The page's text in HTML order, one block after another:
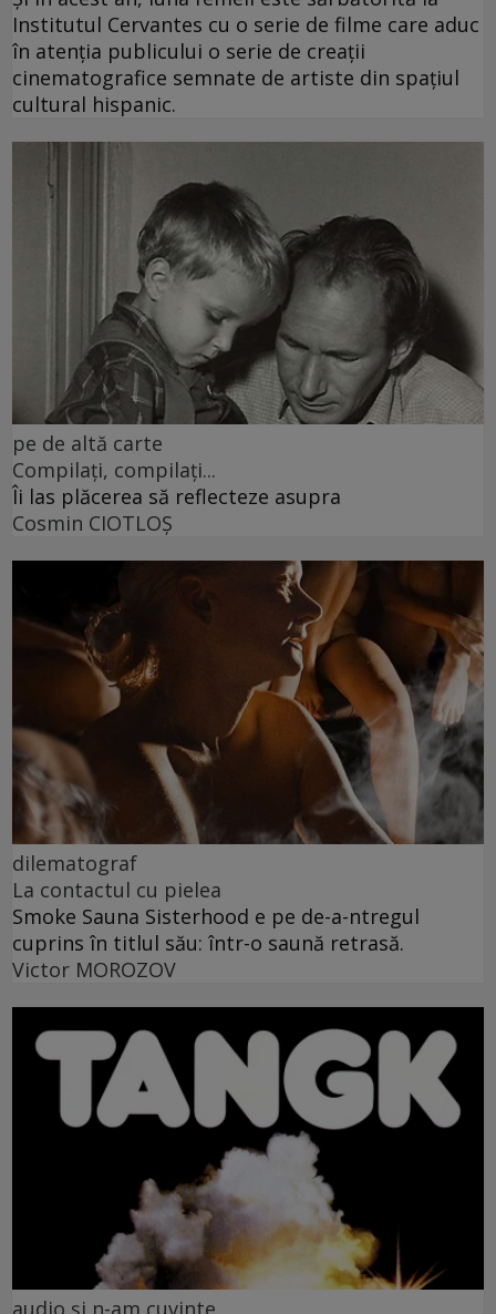
Institutul Cervantes cu o serie de filme care aduc
în atenția publicului o serie de creații
cinematografice semnate de artiste din spațiul
cultural hispanic.
pe de altă carte
Compilați, compilați...
Îi las plăcerea să reflecteze asupra
Cosmin CIOTLOŞ
dilematograf
La contactul cu pielea
Smoke Sauna Sisterhood e pe de-a-ntregul
cuprins în titlul său: într-o saună retrasă.
Victor MOROZOV